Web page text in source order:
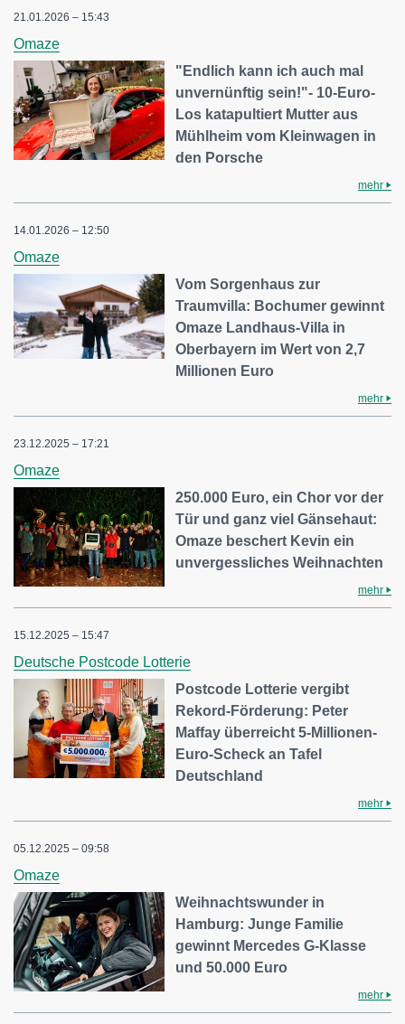
21.01.2026 – 15:43
Omaze
"Endlich kann ich auch mal
unvernünftig sein!"- 10-Euro-
Los katapultiert Mutter aus
Mühlheim vom Kleinwagen in
den Porsche
mehr
14.01.2026 – 12:50
Omaze
Vom Sorgenhaus zur
Traumvilla: Bochumer gewinnt
Omaze Landhaus-Villa in
Oberbayern im Wert von 2,7
Millionen Euro
mehr
23.12.2025 – 17:21
Omaze
250.000 Euro, ein Chor vor der
Tür und ganz viel Gänsehaut:
Omaze beschert Kevin ein
unvergessliches Weihnachten
mehr
15.12.2025 – 15:47
Deutsche Postcode Lotterie
Postcode Lotterie vergibt
Rekord-Förderung: Peter
Maffay überreicht 5-Millionen-
Euro-Scheck an Tafel
Deutschland
mehr
05.12.2025 – 09:58
Omaze
Weihnachtswunder in
Hamburg: Junge Familie
gewinnt Mercedes G-Klasse
und 50.000 Euro
mehr